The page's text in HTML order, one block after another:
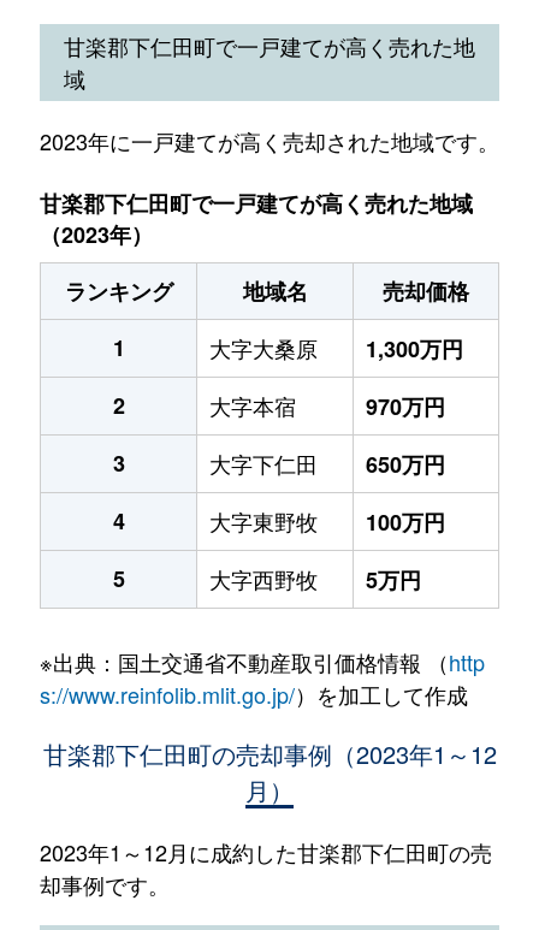
甘楽郡下仁田町で一戸建てが高く売れた地
域
2023年に一戸建てが高く売却された地域です。
甘楽郡下仁田町で一戸建てが高く売れた地域
（2023年）
ランキング
地域名
売却価格
1
大字大桑原
1,300万円
2
大字本宿
970万円
3
大字下仁田
650万円
4
大字東野牧
100万円
5
大字西野牧 5万円
※出典：国土交通省不動産取引価格情報 （http
s://www.reinfolib.mlit.go.jp/）を加工して作成
甘楽郡下仁田町の売却事例（2023年1～12
月）
2023年1～12月に成約した甘楽郡下仁田町の売
却事例です。